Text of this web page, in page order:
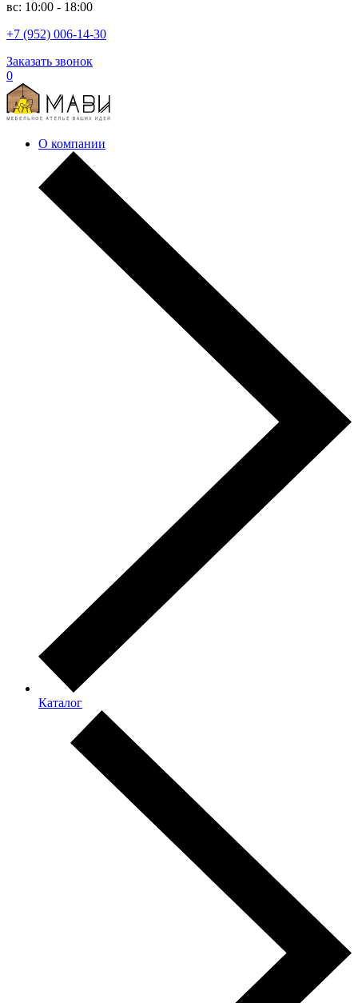
вс: 10:00 - 18:00
+7 (952) 006-14-30
Заказать звонок
0
О компании
Каталог